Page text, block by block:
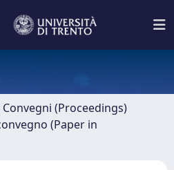
Convegni (Proceedings)
(Paper in